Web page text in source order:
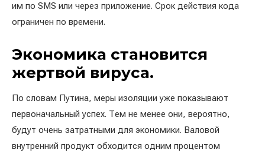
им по SMS или через приложение. Срок действия кода
ограничен по времени.
Экономика становится
жертвой вируса.
По словам Путина, меры изоляции уже показывают
первоначальный успех. Тем не менее они, вероятно,
будут очень затратными для экономики. Валовой
внутренний продукт обходится одним процентом